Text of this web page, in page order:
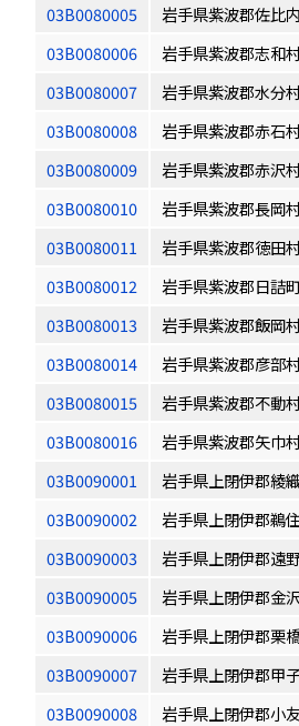
03B0080005
岩手県紫波郡佐比
03B0080006
岩手県紫波郡志和
03B0080007
岩手県紫波郡水分
03B0080008
岩手県紫波郡赤石
03B0080009
岩手県紫波郡赤沢
03B0080010
岩手県紫波郡長岡
03B0080011
岩手県紫波郡徳田
03B0080012
岩手県紫波郡日詰
03B0080013
岩手県紫波郡飯岡
03B0080014
岩手県紫波郡彦部
03B0080015
岩手県紫波郡不動
03B0080016
岩手県紫波郡矢巾
03B0090001
岩手県上閉伊郡綾
03B0090002
岩手県上閉伊郡鵜
03B0090003
岩手県上閉伊郡遠
03B0090005
岩手県上閉伊郡金
03B0090006
岩手県上閉伊郡栗
03B0090007
岩手県上閉伊郡甲
03B0090008
岩手県上閉伊郡小